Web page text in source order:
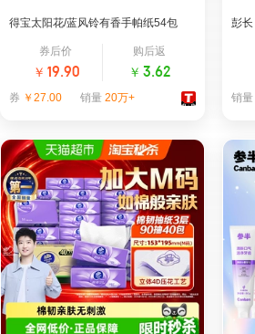
得宝太阳花/蓝风铃有香手帕纸54包
券后价
￥ 19.90
购后返
￥ 3.62
券 ￥27.00 销量 20万+
tempo得宝官方旗舰店
销量